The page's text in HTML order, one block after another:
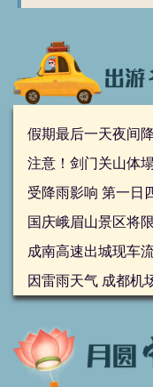
假期最后一天夜间
注意！剑门关山体
受降雨影响 第一日
国庆峨眉山景区将
因雷雨天气 成都机